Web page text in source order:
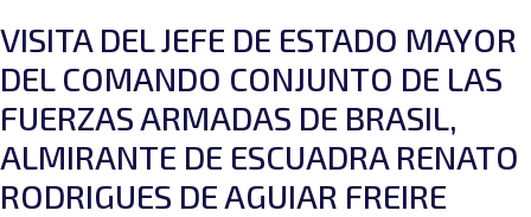
VISITA DEL JEFE DE ESTADO MAYOR
DEL COMANDO CONJUNTO DE LAS
FUERZAS ARMADAS DE BRASIL,
ALMIRANTE DE ESCUADRA RENATO
RODRIGUES DE AGUIAR FREIRE